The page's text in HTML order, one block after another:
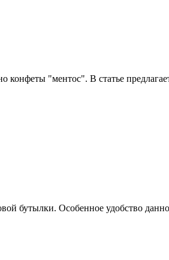
"ментос". В статье
бутылки. Особенное удобство